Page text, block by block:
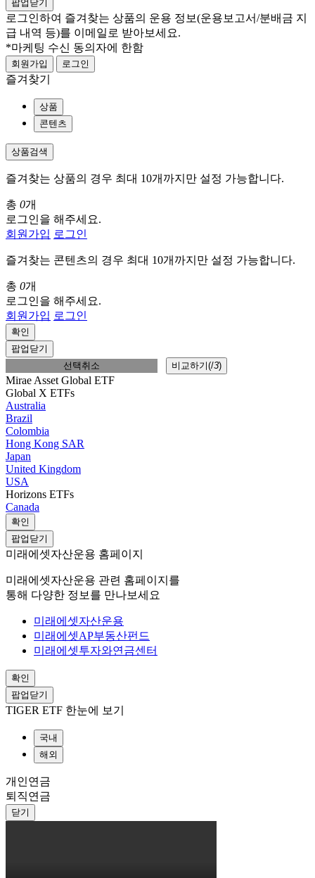
팝업닫기
로그인하여 즐겨찾는 상품의 운용 정보(운용보고서/분배금 지
급 내역 등)를 이메일로 받아보세요.
*마케팅 수신 동의자에 한함
회원가입 로그인
즐겨찾기
상품
콘텐츠
상품검색
즐겨찾는 상품의 경우 최대 10개까지만 설정 가능합니다.
총 0개
로그인을 해주세요.
회원가입 로그인
즐겨찾는 콘텐츠의 경우 최대 10개까지만 설정 가능합니다.
총 0개
로그인을 해주세요.
회원가입 로그인
확인
팝업닫기
선택취소
비교하기(/3)
Mirae Asset Global ETF
Global X ETFs
Australia
Brazil
Colombia
Hong Kong SAR
Japan
United Kingdom
USA
Horizons ETFs
Canada
확인
팝업닫기
미래에셋자산운용 홈페이지
미래에셋자산운용 관련 홈페이지를
통해 다양한 정보를 만나보세요
미래에셋자산운용
미래에셋AP부동산펀드
미래에셋투자와연금센터
확인
팝업닫기
TIGER ETF 한눈에 보기
국내
해외
개인연금
퇴직연금
닫기